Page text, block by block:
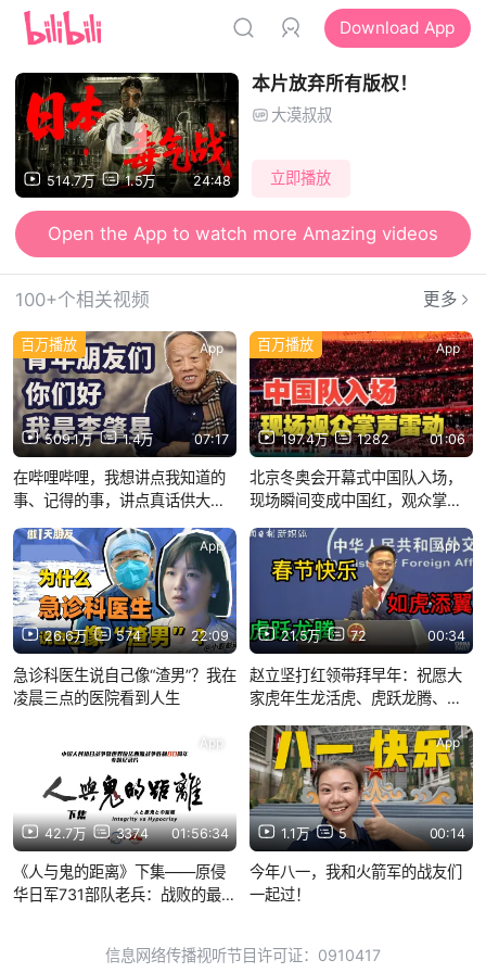
Download App
514.7万 1.5万 24:48
本片放弃所有版权！
大漠叔叔
立即播放
Open the App to watch more Amazing videos
100+个相关视频 更多
509.1万 1.4万 07:17
百万播放 App
在哔哩哔哩，我想讲点我知道的
事、记得的事，讲点真话供大家
197.4万 1282 01:06
百万播放 App
北京冬奥会开幕式中国队入场，
现场瞬间变成中国红，观众掌声
26.6万 574 22:09
App
急诊科医生说自己像“渣男”？我在
凌晨三点的医院看到人生
21.5万 72 00:34
App
赵立坚打红领带拜早年：祝愿大
家虎年生龙活虎、虎跃龙腾、如
42.7万 3374 01:56:34
App
《人与鬼的距离》下集——原侵
华日军731部队老兵：战败的最后
1.1万 5 00:14
App
今年八一，我和火箭军的战友们
一起过！
信息网络传播视听节目许可证：0910417